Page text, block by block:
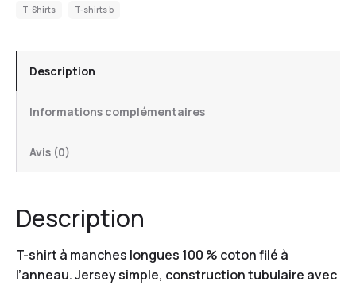
T-Shirts T-shirts b
Description
Informations complémentaires
Avis (0)
Description
T-shirt à manches longues 100 % coton filé à
l’anneau. Jersey simple, construction tubulaire avec